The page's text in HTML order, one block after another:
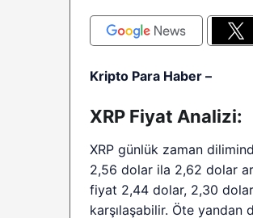
Kripto Para Haber –
XRP Fiyat Analizi:
XRP günlük zaman
2,56 dolar ila 2,62 dolar
fiyat 2,44 dolar, 2,30
karşılaşabilir. Öte yandan